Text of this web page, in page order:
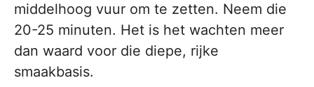
middelhoog vuur om te zetten. Neem die
20-25 minuten. Het is het wachten meer
dan waard voor die diepe, rijke
smaakbasis.